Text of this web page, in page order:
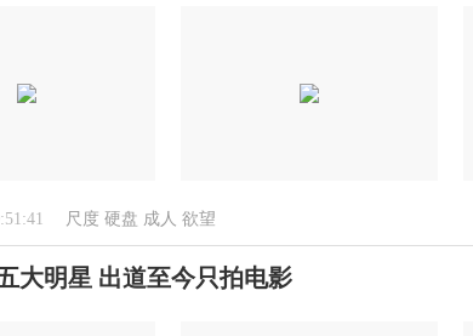
尺度 硬盘 成人 欲望
大明星 出道至今只拍电影